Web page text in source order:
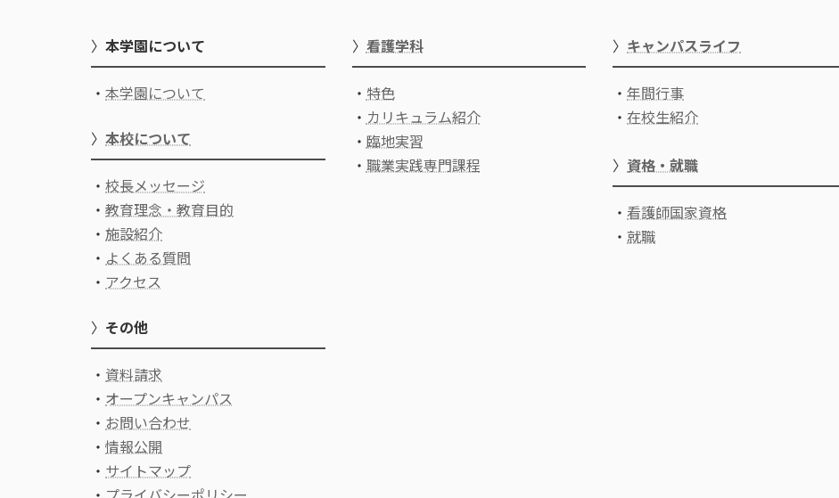
〉 本学園について
・ 本学園について
〉 本校について
・ 校長メッセージ
・ 教育理念・教育目的
・ 施設紹介
・ よくある質問
・ アクセス
〉 看護学科
・ 特色
・ カリキュラム紹介
・ 臨地実習
・ 職業実践専門課程
〉 キャンパスライフ
・ 年間行事
・ 在校生紹介
〉 資格・就職
・ 看護師国家資格
・ 就職
〉 その他
・ 資料請求
・ オープンキャンパス
・ お問い合わせ
・ 情報公開
・ サイトマップ